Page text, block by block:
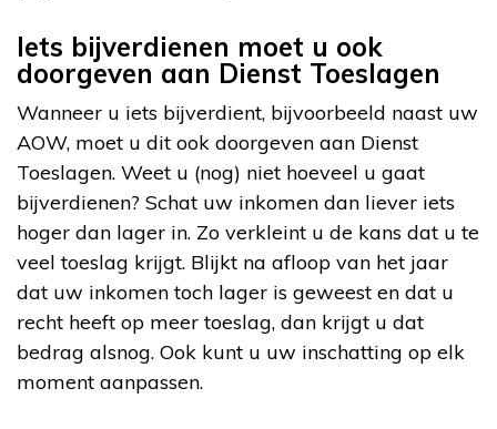
Iets bijverdienen moet u ook
doorgeven aan Dienst Toeslagen
Wanneer u iets bijverdient, bijvoorbeeld naast uw
AOW, moet u dit ook doorgeven aan Dienst
Toeslagen. Weet u (nog) niet hoeveel u gaat
bijverdienen? Schat uw inkomen dan liever iets
hoger dan lager in. Zo verkleint u de kans dat u te
veel toeslag krijgt. Blijkt na afloop van het jaar
dat uw inkomen toch lager is geweest en dat u
recht heeft op meer toeslag, dan krijgt u dat
bedrag alsnog. Ook kunt u uw inschatting op elk
moment aanpassen.